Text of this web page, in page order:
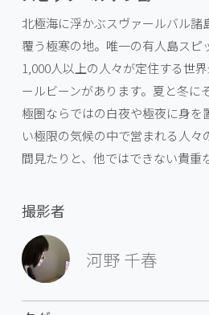
北極海に浮かぶスヴァールバル諸
覆う極寒の地。唯一の有人島スピ
1,000人以上の人々が定住する世
ールビーンがあります。夏と冬に
極圏ならではの白夜や極夜に身を
い極限の気候の中で営まれる人々
間見たりと、他ではできない貴重
撮影者
河野 千春